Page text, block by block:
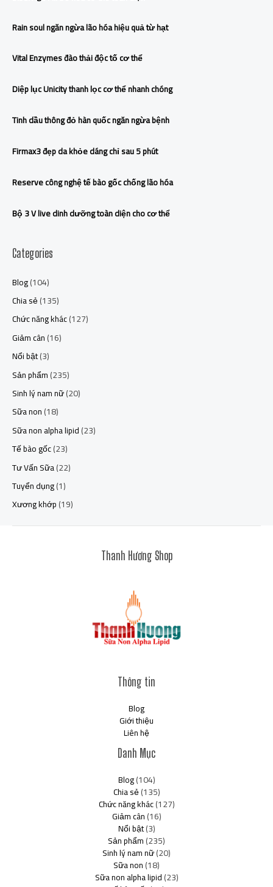
Rain soul ngăn ngừa lão hóa hiệu quả từ hạt
Vital Enzymes đào thải độc tố cơ thể
Diệp lục Unicity thanh lọc cơ thể nhanh chóng
Tinh dầu thông đỏ hàn quốc ngăn ngừa bệnh
Firmax3 đẹp da khỏe dáng chỉ sau 5 phút
Reserve công nghệ tế bào gốc chống lão hóa
Bộ 3 V live dinh dưỡng toàn diện cho cơ thể
Categories
Blog(104)
Chia sẻ(135)
Chức năng khác(127)
Giảm cân(16)
Nổi bật(3)
Sản phẩm(235)
Sinh lý nam nữ(20)
Sữa non(18)
Sữa non alpha lipid(23)
Tế bào gốc(23)
Tư Vấn Sữa(22)
Tuyển dụng(1)
Xương khớp(19)
Thanh Hương Shop
Thông tin
Blog
Giới thiệu
Liên hệ
Danh Mục
Blog(104)
Chia sẻ(135)
Chức năng khác(127)
Giảm cân(16)
Nổi bật(3)
Sản phẩm(235)
Sinh lý nam nữ(20)
Sữa non(18)
Sữa non alpha lipid(23)